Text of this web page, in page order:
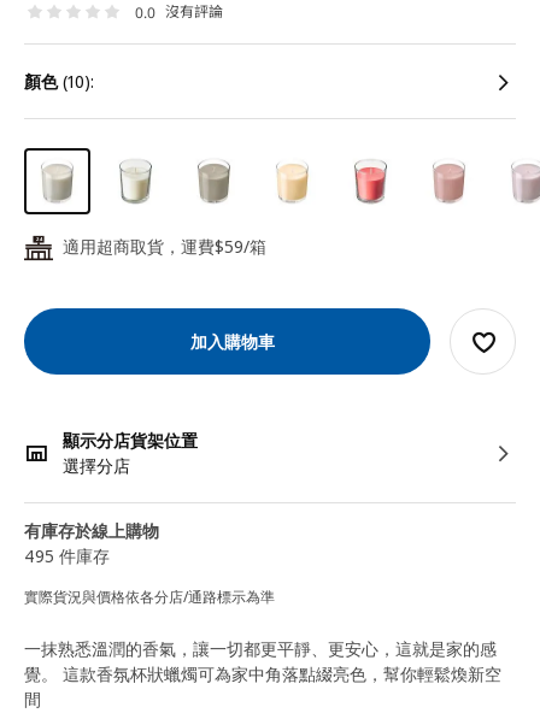
0.0 沒有評論
顏色(10):
24 適用超商取貨，運費$59/箱
加入購物車
顯示分店貨架位置
選擇分店
有庫存於線上購物
495 件庫存
實際貨況與價格依各分店/通路標示為準
一抹熟悉溫潤的香氣，讓一切都更平靜、更安心，這就是家的感
覺。 這款香氛杯狀蠟燭可為家中角落點綴亮色，幫你輕鬆煥新空
間